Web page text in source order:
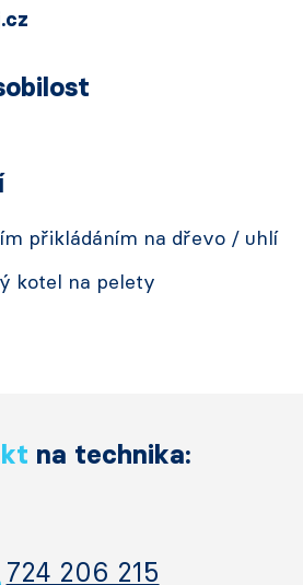
přikládáním na dřevo / uhlí
kotel na pelety
na technika:
724 206 215